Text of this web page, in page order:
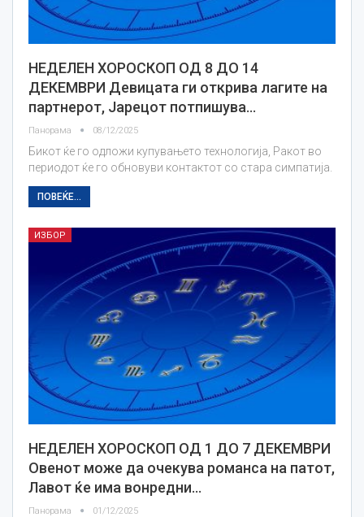
НЕДЕЛЕН ХОРОСКОП ОД 8 ДО 14
ДЕКЕМВРИ Девицата ги открива лагите на
партнерот, Јарецот потпишува…
Панорама 08/12/2025
Бикот ќе го одложи купувањето технологија, Ракот во
периодот ќе го обновуви контактот со стара симпатија.
ПОВЕЌЕ...
ИЗБОР
НЕДЕЛЕН ХОРОСКОП ОД 1 ДО 7 ДЕКЕМВРИ
Овенот може да очекува романса на патот,
Лавот ќе има вонредни…
Панорама 01/12/2025